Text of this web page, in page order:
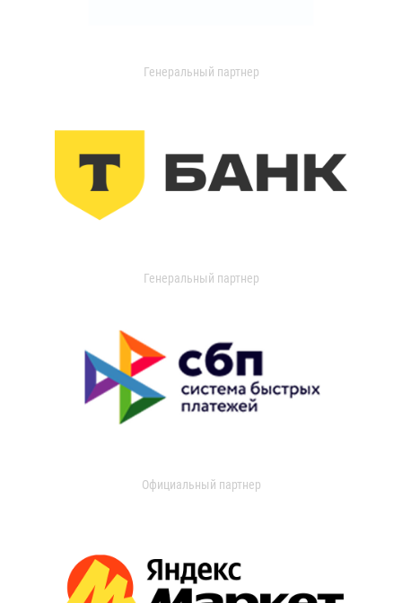
Генеральный партнер
Генеральный партнер
Официальный партнер